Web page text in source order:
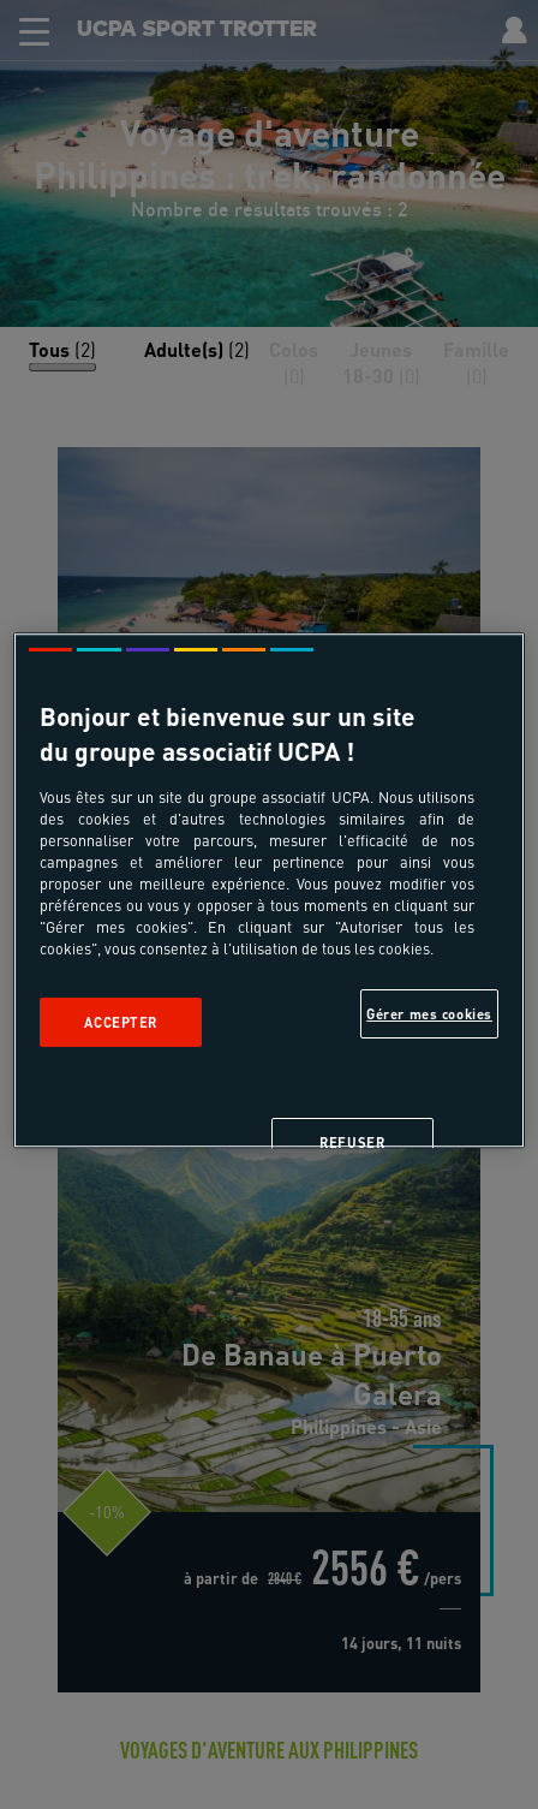
UCPA SPORT TROTTER
Voyage d'aventure
Philippines : trek, randonnée
Nombre de résultats trouvés : 2
Tous (2) Adulte(s) (2)
18-55 ans
Archipel tropical
à partir de 4090 €/pers
18-55 ans
De Banaue à Puerto
Galera
Philippines - Asie
-10%
à partir de 2840 € 2556 € /pers
14 jours, 11 nuits
VOYAGES D'AVENTURE AUX PHILIPPINES
Bonjour et bienvenue sur un site
du groupe associatif UCPA !
Vous êtes sur un site du groupe associatif UCPA. Nous utilisons
des cookies et d'autres technologies similaires afin de
personnaliser votre parcours, mesurer l'efficacité de nos
campagnes et améliorer leur pertinence pour ainsi vous
proposer une meilleure expérience. Vous pouvez modifier vos
préférences ou vous y opposer à tous moments en cliquant sur
"Gérer mes cookies". En cliquant sur "Autoriser tous les
cookies", vous consentez à l'utilisation de tous les cookies.
Gérer mes cookies
REFUSER
ACCEPTER